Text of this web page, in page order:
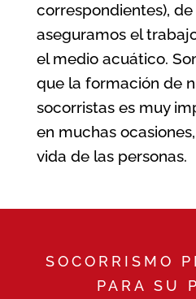
correspondientes),
aseguramos el
el medio acuático.
que la formación de
socorristas es muy
en muchas
vida de las personas.
SOCORRISMO
PARA SU